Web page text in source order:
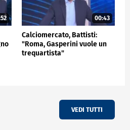
00:43
Calciomercato, Battisti:
"Roma, Gasperini vuole un
trequartista"
VEDI TUTTI